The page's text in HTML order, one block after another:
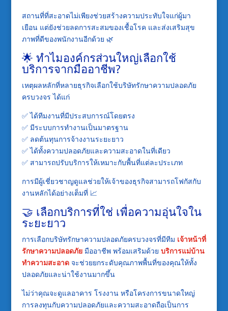
สถานที่ที่สะอาดไม่เพียงช่วยสร้างความประทับใจแก่ผู้มา
เยือน แต่ยังช่วยลดการสะสมของเชื้อโรค และส่งเสริมสุข
ภาพที่ดีของพนักงานอีกด้วย 🌿
🌟 ทำไมองค์กรส่วนใหญ่เลือกใช้
บริการจากมืออาชีพ?
เหตุผลหลักที่หลายธุรกิจเลือกใช้บริษัทรักษาความปลอดภัย
ครบวงจร ได้แก่
✅ ได้ทีมงานที่มีประสบการณ์โดยตรง
✅ มีระบบการทำงานเป็นมาตรฐาน
✅ ลดต้นทุนการจ้างงานระยะยาว
✅ ได้ทั้งความปลอดภัยและความสะอาดในที่เดียว
✅ สามารถปรับบริการให้เหมาะกับพื้นที่แต่ละประเภท
การมีผู้เชี่ยวชาญดูแลช่วยให้เจ้าของธุรกิจสามารถโฟกัสกับ
งานหลักได้อย่างเต็มที่ 📈
🤝 เลือกบริการที่ใช่ เพื่อความอุ่นใจใน
ระยะยาว
การเลือกบริษัทรักษาความปลอดภัยครบวงจรที่มีทีม เจ้าหน้าที่
รักษาความปลอดภัย มืออาชีพ พร้อมเสริมด้วย บริการแม่บ้าน
ทำความสะอาดจะช่วยยกระดับคุณภาพพื้นที่ของคุณให้ทั้ง
ปลอดภัยและน่าใช้งานมากขึ้น
ไม่ว่าคุณจะดูแลอาคาร โรงงาน หรือโครงการขนาดใหญ่
การลงทุนกับความปลอดภัยและความสะอาดถือเป็นการ